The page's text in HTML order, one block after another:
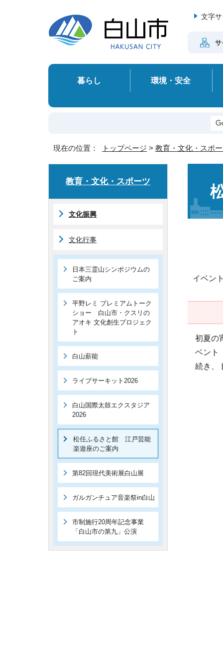
文字
サ
暮らし 環境・安全
現在の位置： トップページ > 教育・文化・スポ
イベン
初夏の
ベント
続き、
教育・文化・スポーツ
文化振興
文化行事
日本三霊山シンポジウムの
ご案内
平野レミ プレミアムトーク
ショー 白山市・クスリの
アオキ 文化創生プロジェク
ト
白山薪能
ライブサーキット2026
白山国際太鼓エクスタジア
2026
松任ふるさと館 江戸芸能
楽遊座のご案内
第82回現代美術展白山展
ガルガンチュア音楽祭in白山
市制施行20周年記念事業
「白山市の第九」公演